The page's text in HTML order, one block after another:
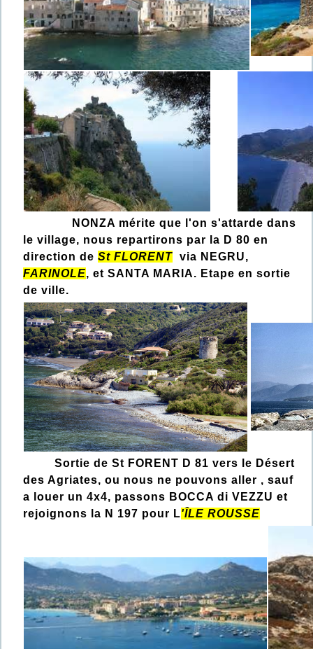
NONZA mérite que l'on s'attarde dans
le village, nous repartirons par la D 80 en
direction de St FLORENT via NEGRU,
FARINOLE, et SANTA MARIA. Etape en sortie
de ville.
Sortie de St FORENT D 81 vers le Désert
des Agriates, ou nous ne pouvons aller , sauf
a louer un 4x4, passons BOCCA di VEZZU et
rejoignons la N 197 pour L'ÎLE ROUSSE